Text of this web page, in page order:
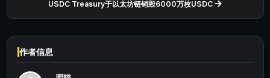
USDC Treasury于以太坊链销毁6000万枚USDC
作者信息